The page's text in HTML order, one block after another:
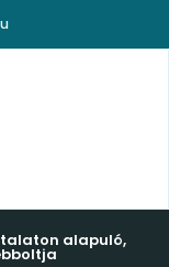
alapuló,